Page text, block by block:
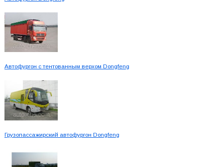
Автофургон с тентованным верхом Dongfeng
Грузопассажирский автофургон Dongfeng